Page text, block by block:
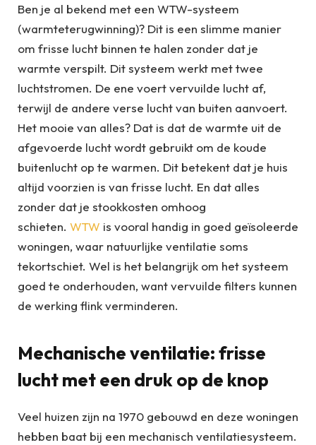
Ben je al bekend met een WTW-systeem
(warmteterugwinning)? Dit is een slimme manier
om frisse lucht binnen te halen zonder dat je
warmte verspilt. Dit systeem werkt met twee
luchtstromen. De ene voert vervuilde lucht af,
terwijl de andere verse lucht van buiten aanvoert.
Het mooie van alles? Dat is dat de warmte uit de
afgevoerde lucht wordt gebruikt om de koude
buitenlucht op te warmen. Dit betekent dat je huis
altijd voorzien is van frisse lucht. En dat alles
zonder dat je stookkosten omhoog
schieten. WTW is vooral handig in goed geïsoleerde
woningen, waar natuurlijke ventilatie soms
tekortschiet. Wel is het belangrijk om het systeem
goed te onderhouden, want vervuilde filters kunnen
de werking flink verminderen.
Mechanische ventilatie: frisse
lucht met een druk op de knop
Veel huizen zijn na 1970 gebouwd en deze woningen
hebben baat bij een mechanisch ventilatiesysteem.